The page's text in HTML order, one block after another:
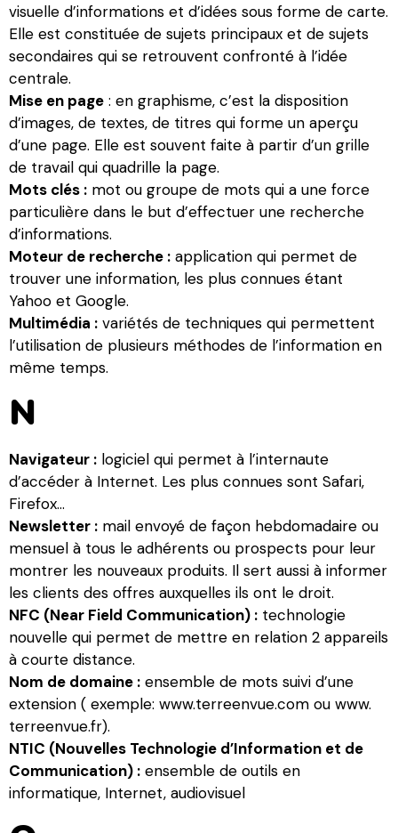
visuelle d’informations et d’idées sous forme de carte.
Elle est constituée de sujets principaux et de sujets
secondaires qui se retrouvent confronté à l’idée
centrale.
Mise en page : en graphisme, c’est la disposition
d’images, de textes, de titres qui forme un aperçu
d’une page. Elle est souvent faite à partir d’un grille
de travail qui quadrille la page.
Mots clés : mot ou groupe de mots qui a une force
particulière dans le but d’effectuer une recherche
d’informations.
Moteur de recherche : application qui permet de
trouver une information, les plus connues étant
Yahoo et Google.
Multimédia : variétés de techniques qui permettent
l’utilisation de plusieurs méthodes de l’information en
même temps.
N
Navigateur : logiciel qui permet à l’internaute
d’accéder à Internet. Les plus connues sont Safari,
Firefox…
Newsletter : mail envoyé de façon hebdomadaire ou
mensuel à tous le adhérents ou prospects pour leur
montrer les nouveaux produits. Il sert aussi à informer
les clients des offres auxquelles ils ont le droit.
NFC (Near Field Communication) : technologie
nouvelle qui permet de mettre en relation 2 appareils
à courte distance.
Nom de domaine : ensemble de mots suivi d’une
extension ( exemple: www.terreenvue.com ou www.
terreenvue.fr).
NTIC (Nouvelles Technologie d’Information et de
Communication) : ensemble de outils en
informatique, Internet, audiovisuel